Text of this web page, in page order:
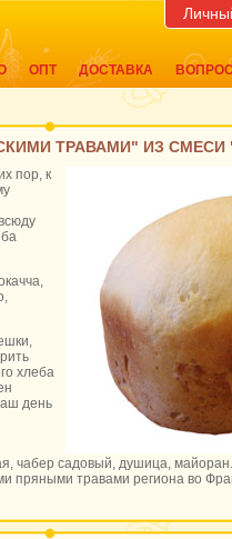
ОПТ ДОСТАВКА
ТРАВАМИ" ИЗ СМЕСИ
пор, к
хлеба
день
чабер садовый, душица,
пряными травами региона во